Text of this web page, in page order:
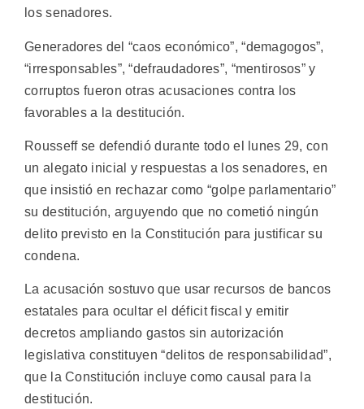
los senadores.
Generadores del “caos económico”, “demagogos”,
“irresponsables”, “defraudadores”, “mentirosos” y
corruptos fueron otras acusaciones contra los
favorables a la destitución.
Rousseff se defendió durante todo el lunes 29, con
un alegato inicial y respuestas a los senadores, en
que insistió en rechazar como “golpe parlamentario”
su destitución, arguyendo que no cometió ningún
delito previsto en la Constitución para justificar su
condena.
La acusación sostuvo que usar recursos de bancos
estatales para ocultar el déficit fiscal y emitir
decretos ampliando gastos sin autorización
legislativa constituyen “delitos de responsabilidad”,
que la Constitución incluye como causal para la
destitución.